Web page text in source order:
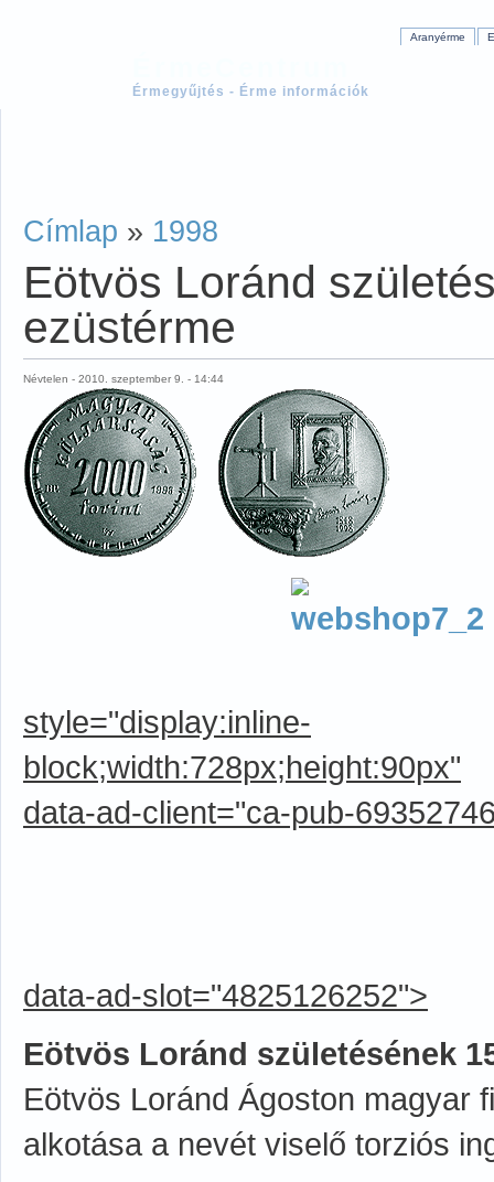
Érmegyűjtés - Érme információk
Aranyérme
Címlap » 1998
Eötvös Loránd
ezüstérme
Névtelen - 2010. szeptember 9. - 14:44
style="display:inline-
block;width:728px;height:90px"
data-ad-client="ca-pub-
data-ad-slot="4825126252">
Eötvös Loránd születésének
Eötvös Loránd Ágoston magyar
alkotása a nevét viselő torziós